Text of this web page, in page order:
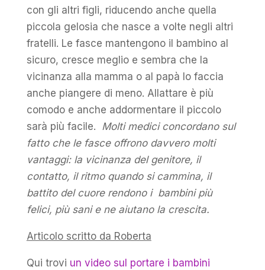
con gli altri figli, riducendo anche quella
piccola gelosia che nasce a volte negli altri
fratelli. Le fasce mantengono il bambino al
sicuro, cresce meglio e sembra che la
vicinanza alla mamma o al papà lo faccia
anche piangere di meno. Allattare è più
comodo e anche addormentare il piccolo
sarà più facile.
Molti medici concordano sul
fatto che le fasce offrono davvero molti
vantaggi: la vicinanza del genitore, il
contatto, il ritmo quando si cammina, il
battito del cuore rendono i bambini più
felici, più sani e ne aiutano la crescita.
Articolo scritto da Roberta
Qui trovi un video sul portare i bambini